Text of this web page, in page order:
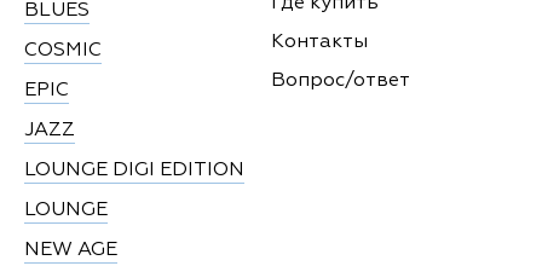
BLUES
COSMIC
EPIC
JAZZ
LOUNGE DIGI EDITION
LOUNGE
NEW AGE
Контакты
Вопрос/ответ